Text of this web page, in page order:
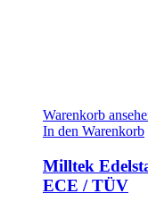
Warenkorb
In den Warenkorb
Milltek
ECE / TÜV